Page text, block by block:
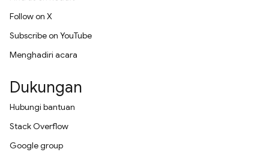
Follow on X
Subscribe on YouTube
Menghadiri acara
Dukungan
Hubungi bantuan
Stack Overflow
Google group